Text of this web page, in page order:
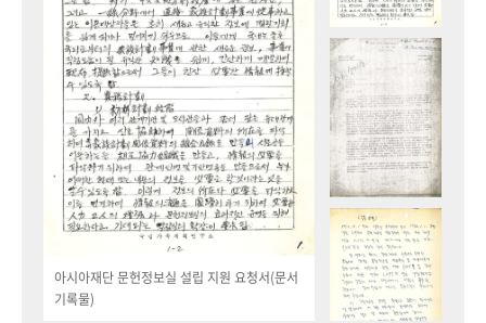
아시아재단 문헌정보실 설립 지원 요청서(문서
기록물)